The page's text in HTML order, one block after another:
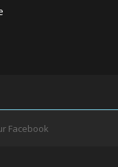
Facebook